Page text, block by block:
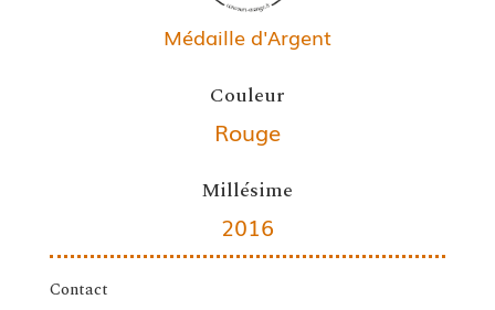
Médaille d'Argent
Couleur
Rouge
Millésime
2016
Contact